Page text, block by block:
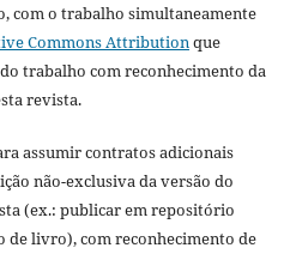
com o trabalho simultaneamente
Commons Attributionque
trabalho com reconhecimento da
revista.
assumir contratos adicionais
não-exclusiva da versão do
(ex.: publicar em repositório
livro), com reconhecimento de